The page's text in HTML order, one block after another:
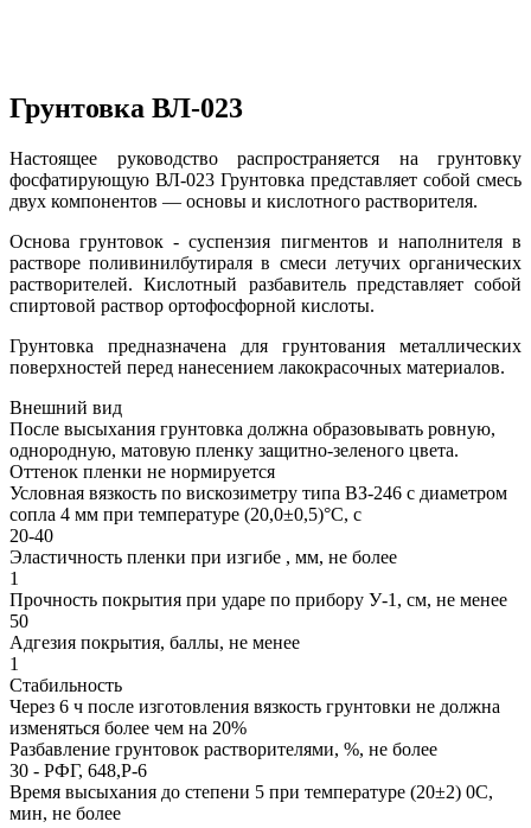
Грунтовка ВЛ-023
Настоящее руководство распространяется на грунтовку
фосфатирующую ВЛ-023 Грунтовка представляет собой смесь
двух компонентов — основы и кислотного растворителя.
Основа грунтовок - суспензия пигментов и наполнителя в
растворе поливинилбутираля в смеси летучих органических
растворителей. Кислотный разбавитель представляет собой
спиртовой раствор ортофосфорной кислоты.
Грунтовка предназначена для грунтования металлических
поверхностей перед нанесением лакокрасочных материалов.
Внешний вид
После высыхания грунтовка должна образовывать ровную,
однородную, матовую пленку защитно-зеленого цвета.
Оттенок пленки не нормируется
Условная вязкость по вискозиметру типа ВЗ-246 с диаметром
сопла 4 мм при температуре (20,0±0,5)°С, с
20-40
Эластичность пленки при изгибе , мм, не более
1
Прочность покрытия при ударе по прибору У-1, см, не менее
50
Адгезия покрытия, баллы, не менее
1
Стабильность
Через 6 ч после изготовления вязкость грунтовки не должна
изменяться более чем на 20%
Разбавление грунтовок растворителями, %, не более
30 - РФГ, 648,Р-6
Время высыхания до степени 5 при температуре (20±2) 0С,
мин, не более